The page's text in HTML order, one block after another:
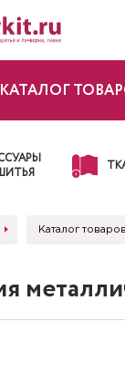
КАТАЛОГ
Каталог товаров